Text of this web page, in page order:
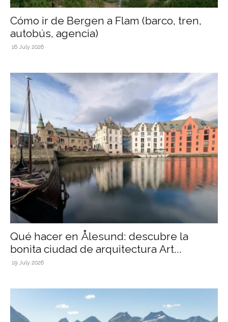
Cómo ir de Bergen a Flam (barco, tren,
autobús, agencia)
16 July 2026
Qué hacer en Ålesund: descubre la
bonita ciudad de arquitectura Art...
19 July 2026